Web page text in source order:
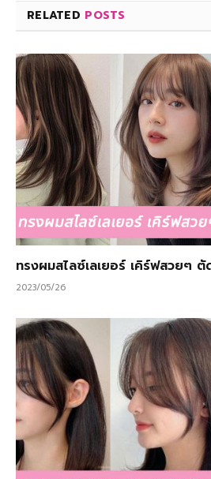
RELATED POSTS
ทรงผมสไลซ์เลเยอร์ เคิร์ฟสวยๆ ตั
2023/05/26